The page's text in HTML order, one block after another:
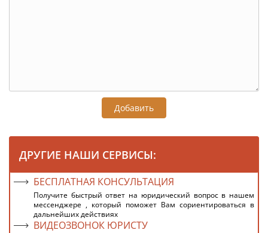
Добавить
ДРУГИЕ НАШИ СЕРВИСЫ:
БЕСПЛАТНАЯ КОНСУЛЬТАЦИЯ
Получите быстрый ответ на юридический вопрос в нашем
мессенджере , который поможет Вам сориентироваться в
дальнейших действиях
ВИДЕОЗВОНОК ЮРИСТУ